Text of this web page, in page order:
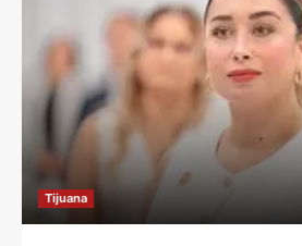
Tijuana